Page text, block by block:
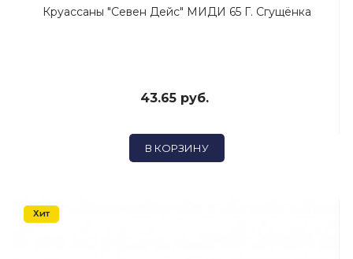
Круассаны "Севен Дейс" МИДИ 65 Г. Сгущёнка
43.65 руб.
В КОРЗИНУ
Хит